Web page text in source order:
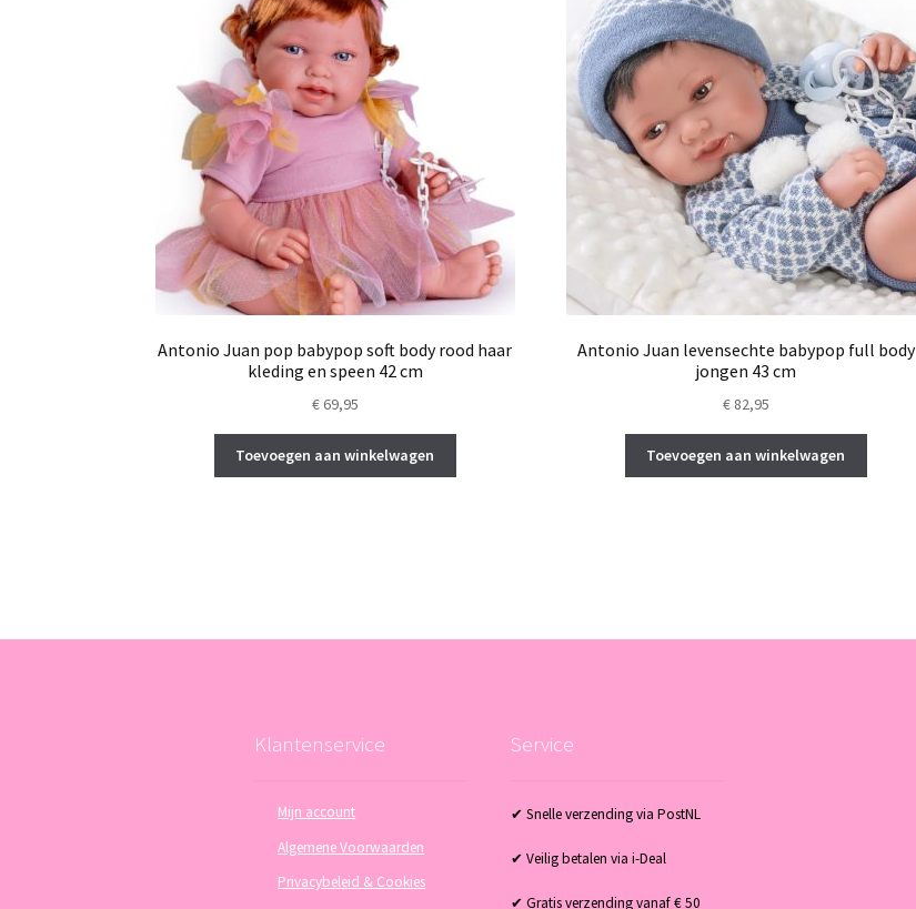
Antonio Juan pop babypop soft body rood haar
kleding en speen 42 cm
€69,95
Toevoegen aan winkelwagen
Antonio Juan levensechte babypop full body
jongen 43 cm
€82,95
Toevoegen aan winkelwagen
Klantenservice
Mijn account
Algemene Voorwaarden
Privacybeleid & Cookies
Service
✔ Snelle verzending via PostNL
✔ Veilig betalen via i-Deal
✔ Gratis verzending vanaf € 50